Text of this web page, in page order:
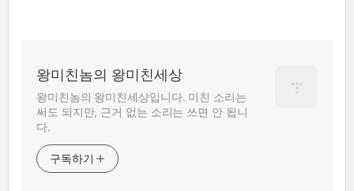
왕미친놈의 왕미친세상
왕미친놈의 왕미친세상입니다. 미친 소리는
써도 되지만, 근거 없는 소리는 쓰면 안 됩니
다.
구독하기